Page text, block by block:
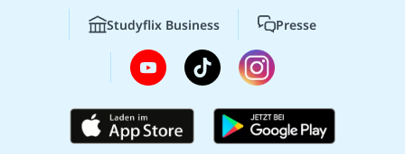
Studyflix Business Presse